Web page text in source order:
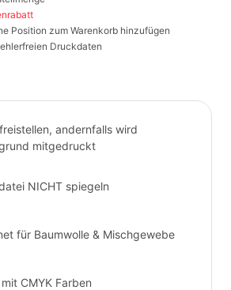
Position zum Warenkorb hinzufügen
Druckdaten
andernfalls wird
mitgedruckt
NICHT spiegeln
für Baumwolle & Mischgewebe
CMYK Farben